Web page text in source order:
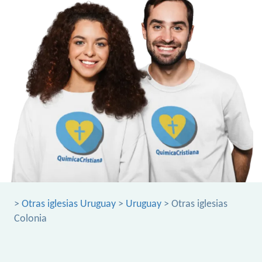
> Otras iglesias Uruguay > Uruguay > Otras iglesias
Colonia